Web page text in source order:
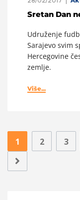
Sretan Dan
Udruženje
Sarajevo svim
Hercegovine
zemlje.
Više...
1 2 3